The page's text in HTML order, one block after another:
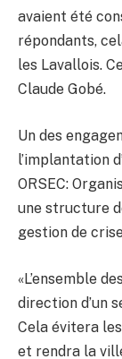
avaient été
répondants,
les Lavallois.
Claude Gobé.
Un des
l’implantation
ORSEC:
une structure
gestion de
«L’ensemble
direction d’un
Cela évitera
et rendra la